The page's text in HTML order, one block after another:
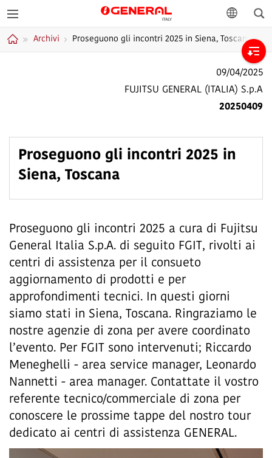
GENERAL Italia
Archivi Proseguono gli incontri 2025 in Siena, Toscana
09/04/2025
FUJITSU GENERAL (ITALIA) S.p.A
20250409
Proseguono gli incontri 2025 in
Siena, Toscana
Proseguono gli incontri 2025 a cura di Fujitsu
General Italia S.p.A. di seguito FGIT, rivolti ai
centri di assistenza per il consueto
aggiornamento di prodotti e per
approfondimenti tecnici. In questi giorni
siamo stati in Siena, Toscana. Ringraziamo le
nostre agenzie di zona per avere coordinato
l’evento. Per FGIT sono intervenuti; Riccardo
Meneghelli - area service manager, Leonardo
Nannetti - area manager. Contattate il vostro
referente tecnico/commerciale di zona per
conoscere le prossime tappe del nostro tour
dedicato ai centri di assistenza GENERAL.